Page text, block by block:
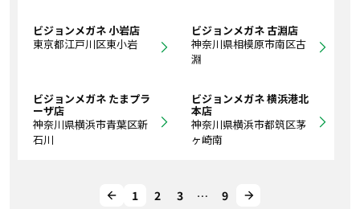
ビジョンメガネ 小岩店
東京都江戸川区東小岩
ビジョンメガネ 古淵店
神奈川県相模原市南区古
淵
ビジョンメガネ たまプラ
ーザ店
神奈川県横浜市青葉区新
石川
ビジョンメガネ 横浜港北
本店
神奈川県横浜市都筑区茅
ヶ崎南
1 2 3 … 9